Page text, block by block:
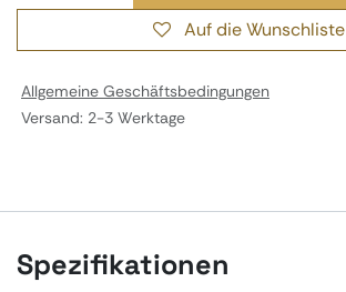
Auf die Wunschliste
Allgemeine Geschäftsbedingungen
Versand: 2-3 Werktage
Spezifikationen